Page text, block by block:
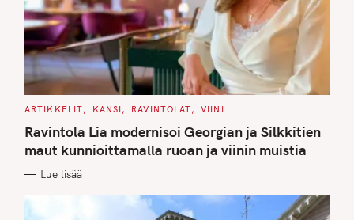
C
T
E
G
O
I
ARTIKKELIT KANSI RAVINTOLAT VIINI
Ravintola Lia modernisoi Georgian ja Silkkitien
maut kunnioittamalla ruoan ja viinin muistia
Lue lisää